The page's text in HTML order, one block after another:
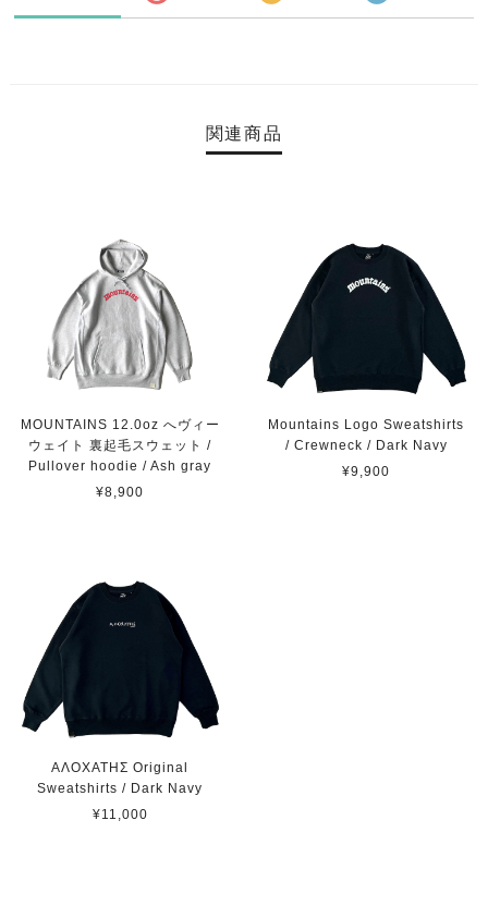
関連商品
MOUNTAINS 12.0oz へヴィー
ウェイト 裏起毛スウェット /
Pullover hoodie / Ash gray
¥8,900
Mountains Logo Sweatshirts
/ Crewneck / Dark Navy
¥9,900
ΑΛΟΧΑΤΗΣ Original
Sweatshirts / Dark Navy
¥11,000